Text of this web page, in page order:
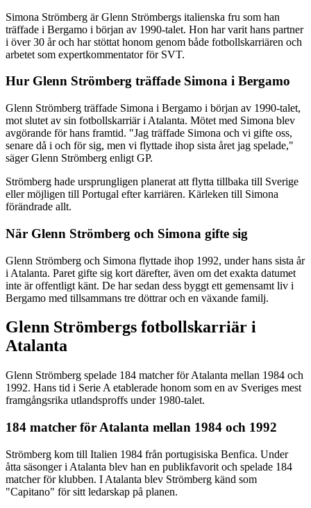
Simona Strömberg är Glenn Strömbergs italienska fru som han
träffade i Bergamo i början av 1990-talet. Hon har varit hans partner
i över 30 år och har stöttat honom genom både fotbollskarriären och
arbetet som expertkommentator för SVT.
Hur Glenn Strömberg träffade Simona i Bergamo
Glenn Strömberg träffade Simona i Bergamo i början av 1990-talet,
mot slutet av sin fotbollskarriär i Atalanta. Mötet med Simona blev
avgörande för hans framtid. "Jag träffade Simona och vi gifte oss,
senare då i och för sig, men vi flyttade ihop sista året jag spelade,"
säger Glenn Strömberg enligt GP.
Strömberg hade ursprungligen planerat att flytta tillbaka till Sverige
eller möjligen till Portugal efter karriären. Kärleken till Simona
förändrade allt.
När Glenn Strömberg och Simona gifte sig
Glenn Strömberg och Simona flyttade ihop 1992, under hans sista år
i Atalanta. Paret gifte sig kort därefter, även om det exakta datumet
inte är offentligt känt. De har sedan dess byggt ett gemensamt liv i
Bergamo med tillsammans tre döttrar och en växande familj.
Glenn Strömbergs fotbollskarriär i
Atalanta
Glenn Strömberg spelade 184 matcher för Atalanta mellan 1984 och
1992. Hans tid i Serie A etablerade honom som en av Sveriges mest
framgångsrika utlandsproffs under 1980-talet.
184 matcher för Atalanta mellan 1984 och 1992
Strömberg kom till Italien 1984 från portugisiska Benfica. Under
åtta säsonger i Atalanta blev han en publikfavorit och spelade 184
matcher för klubben. I Atalanta blev Strömberg känd som
"Capitano" för sitt ledarskap på planen.